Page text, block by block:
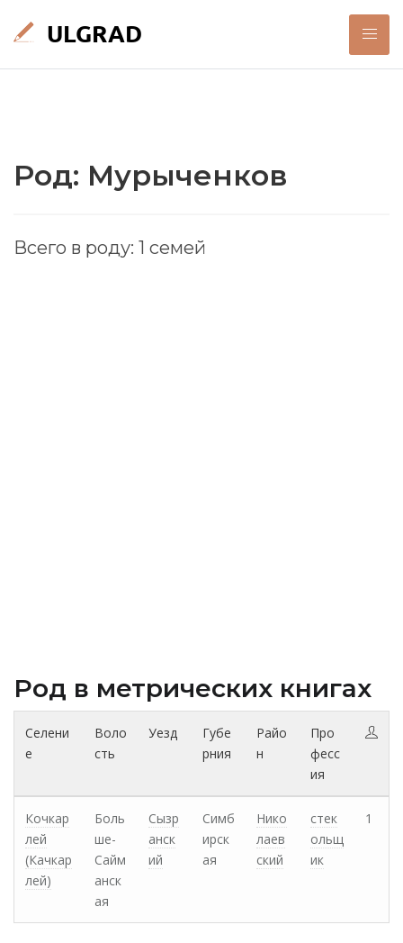
Род: Мурыченков
Всего в роду: 1 семей
Род в метрических книгах
Селени
е
Воло
сть
Уезд
Губе
рния
Райо
н
Про
фесс
ия
Кочкар
лей
(Качкар
лей)
Боль
ше-
Сайм
анск
ая
Сызр
анск
ий
Симб
ирск
ая
Нико
лаев
ский
стек
ольщ
ик
1